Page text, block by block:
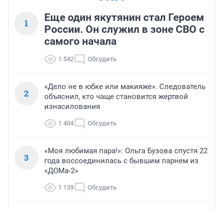
1
Еще один якутянин стал Героем
России. Он служил в зоне СВО с
самого начала
1 542 Обсудить
2
«Дело не в юбке или макияже». Следователь
объяснил, кто чаще становится жертвой
изнасилования
1 404 Обсудить
3
«Моя любимая пара!»: Ольга Бузова спустя 22
года воссоединилась с бывшим парнем из
«ДОМа-2»
1 139 Обсудить